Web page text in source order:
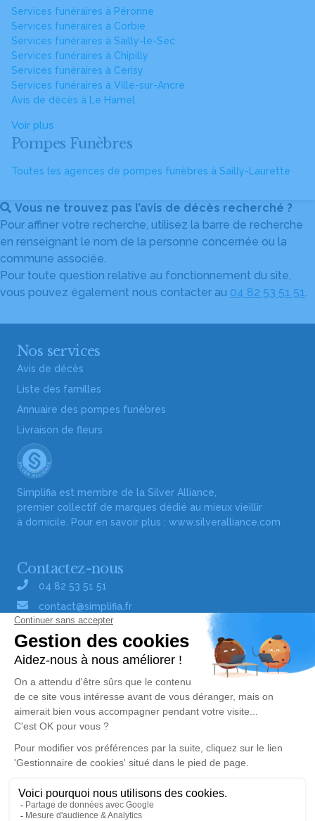
Services funéraires à Péronne
Services funéraires à Corbie
Services funéraires à Sailly-le-Sec
Services funéraires à Chipilly
Services funéraires à Cerisy
Services funéraires à Ville-sur-Ancre
Avis de décès à Le Hamel
Voir plus
Pompes Funèbres
Toutes les agences de pompes funèbres à Sailly-Laurette
Vous ne trouvez pas l’avis de décès recherché ?
Pour affiner votre recherche, utilisez la barre de recherche
en renseignant le nom de la personne concernée ou la
commune associée.
Pour toute question relative au fonctionnement du site,
vous pouvez également nous contacter au 04 82 53 51 51.
Nos services
Avis de décès
Liste des familles
Annuaire des pompes funèbres
Livraison de fleurs
Simplifia est membre de la Silver Alliance,
premier collectif de marques dédié au mieux vieillir
à domicile. Pour en savoir plus : www.silveralliance.com
Contactez-nous
04 82 53 51 51
contact@simplifia.fr
Réseaux sociaux
Liens utiles
Publier un avis de décès
Signaler un abus/une erreur
Consultez nos offres d'emploi
Politique de traitement des données